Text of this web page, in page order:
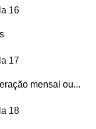
16
17
mensal ou...
18